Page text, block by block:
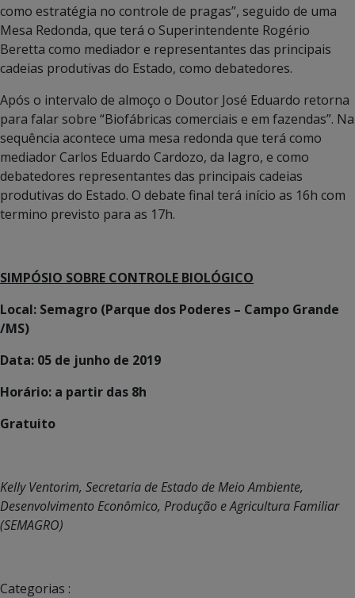
como estratégia no controle de pragas”, seguido de uma
Mesa Redonda, que terá o Superintendente Rogério
Beretta como mediador e representantes das principais
cadeias produtivas do Estado, como debatedores.
Após o intervalo de almoço o Doutor José Eduardo retorna
para falar sobre “Biofábricas comerciais e em fazendas”. Na
sequência acontece uma mesa redonda que terá como
mediador Carlos Eduardo Cardozo, da Iagro, e como
debatedores representantes das principais cadeias
produtivas do Estado. O debate final terá início as 16h com
termino previsto para as 17h.
SIMPÓSIO SOBRE CONTROLE BIOLÓGICO
Local: Semagro (Parque dos Poderes – Campo Grande
/MS)
Data: 05 de junho de 2019
Horário: a partir das 8h
Gratuito
Kelly Ventorim, Secretaria de Estado de Meio Ambiente,
Desenvolvimento Econômico, Produção e Agricultura Familiar
(SEMAGRO)
Categorias :